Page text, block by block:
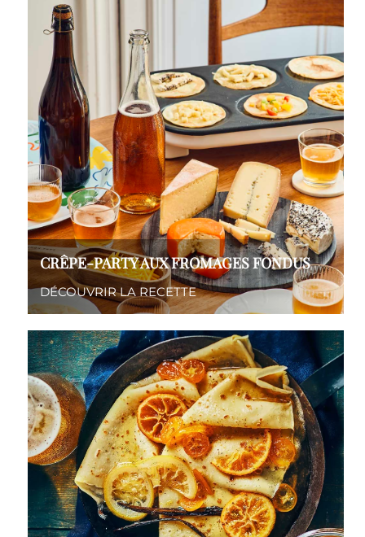
CRÊPE-PARTY AUX FROMAGES FONDUS
DÉCOUVRIR LA RECETTE